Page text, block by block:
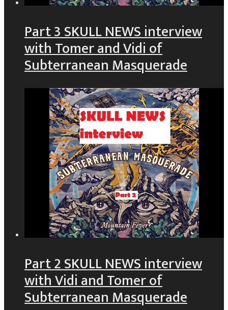
Part 3 SKULL NEWS interview
with Tomer and Vidi of
Subterranean Masquerade
Part 2 SKULL NEWS interview
with Vidi and Tomer of
Subterranean Masquerade